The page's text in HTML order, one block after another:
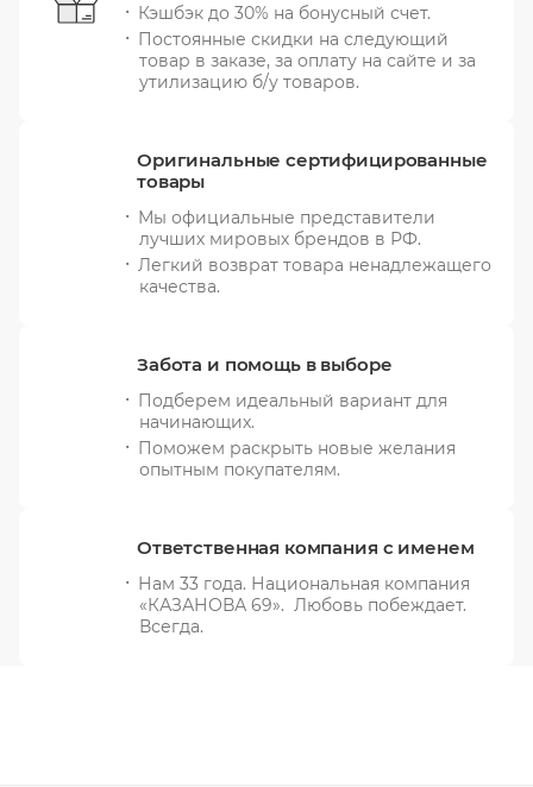
Кэшбэк до 30% на бонусный счет.
Постоянные скидки на следующий
товар в заказе, за оплату на сайте и за
утилизацию б/у товаров.
Оригинальные сертифицированные
товары
Мы официальные представители
лучших мировых брендов в РФ.
Легкий возврат товара ненадлежащего
качества.
Забота и помощь в выборе
Подберем идеальный вариант для
начинающих.
Поможем раскрыть новые желания
опытным покупателям.
Ответственная компания с именем
Нам 33 года. Национальная компания
«КАЗАНОВА 69». Любовь побеждает.
Всегда.